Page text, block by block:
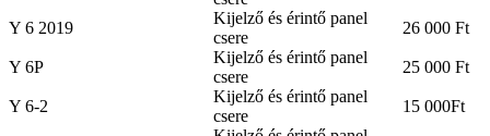
Y 6 2019
Kijelző és érintő panel
csere
26 000 Ft
Y 6P
Kijelző és érintő panel
csere
25 000 Ft
Y 6-2
Kijelző és érintő panel
csere
15 000Ft